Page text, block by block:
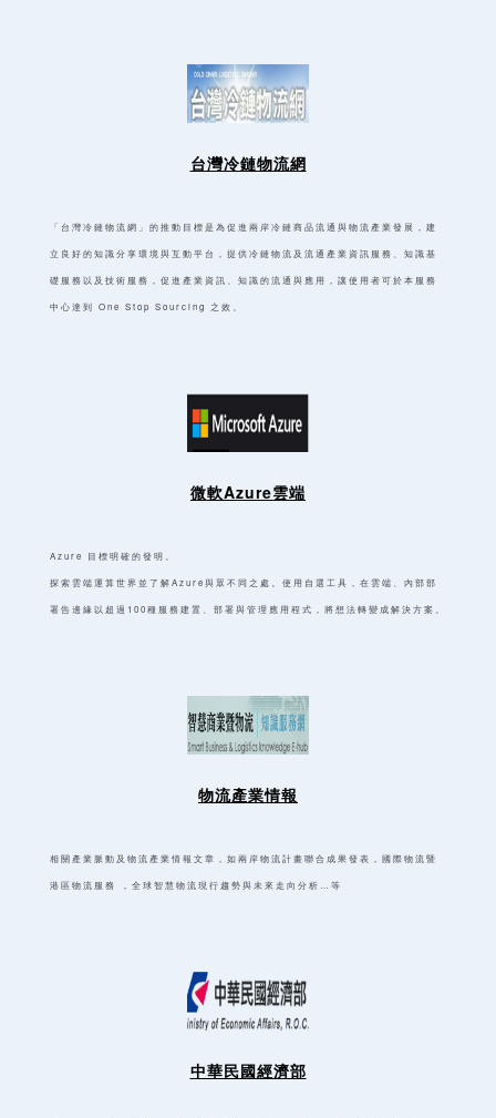
台灣冷鏈物流網
「台灣冷鏈物流網」的推動目標是為促進兩岸冷鏈商品流通與物流產業發展，建
立良好的知識分享環境與互動平台，提供冷鏈物流及流通產業資訊服務、知識基
礎服務以及技術服務，促進產業資訊、知識的流通與應用，讓使用者可於本服務
中心達到 One Stop Sourcing 之效。
微軟Azure雲端
Azure 目標明確的發明。
探索雲端運算世界並了解Azure與眾不同之處。使用自選工具，在雲端、內部部
署告邊緣以超過100種服務建置、部署與管理應用程式，將想法轉變成解決方案。
物流產業情報
相關產業脈動及物流產業情報文章，如兩岸物流計畫聯合成果發表，國際物流暨
港區物流服務 ，全球智慧物流現行趨勢與未來走向分析…等
中華民國經濟部